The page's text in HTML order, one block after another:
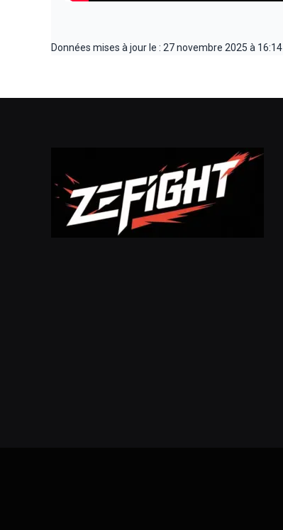
Données mises à jour le : 27 novembre 2025 à 16:14